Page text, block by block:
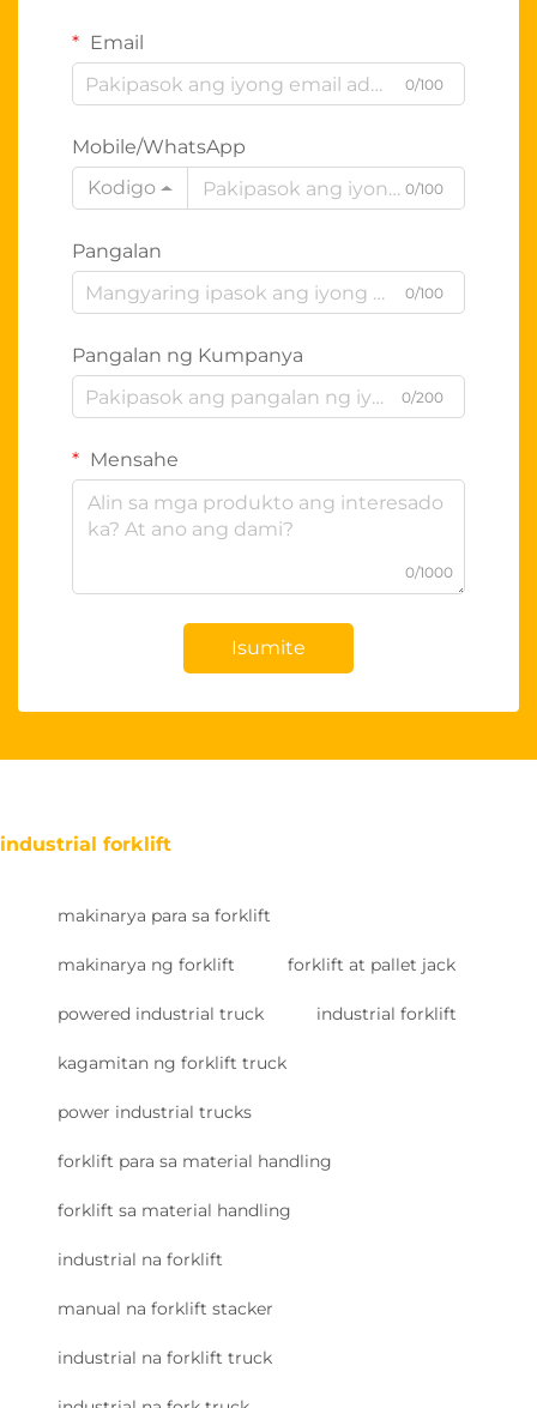
Email
0/100
Mobile/WhatsApp
Kodigo
0/100
Pangalan
0/100
Pangalan ng Kumpanya
0/200
Mensahe
0/1000
Isumite
industrial forklift
makinarya para sa forklift
makinarya ng forklift forklift at pallet jack
powered industrial truck industrial forklift
kagamitan ng forklift truck
power industrial trucks
forklift para sa material handling
forklift sa material handling
industrial na forklift
manual na forklift stacker
industrial na forklift truck